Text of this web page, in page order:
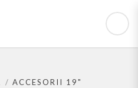
ACCESORII 19"